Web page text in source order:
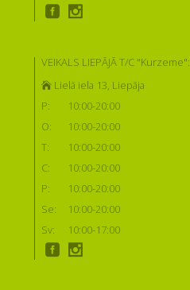
VEIKALS LIEPĀJĀ T/C "Kurzeme":
Lielā iela 13, Liepāja
P:
10:00-20:00
O:
10:00-20:00
T:
10:00-20:00
C:
10:00-20:00
P:
10:00-20:00
Se:
10:00-20:00
Sv:
10:00-17:00